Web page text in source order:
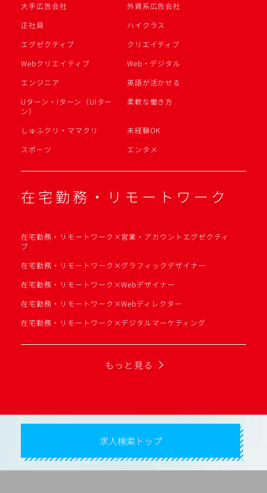
大手広告会社
外資系広告会社
正社員
ハイクラス
エグゼクティブ
クリエイティブ
Webクリエイティブ
Web・デジタル
エンジニア
英語が活かせる
Uターン・Iターン（UIター
ン）
柔軟な働き方
しゅふクリ・ママクリ
未経験OK
スポーツ
エンタメ
在宅勤務・リモートワーク
在宅勤務・リモートワーク×営業・アカウントエグゼクティ
ブ
在宅勤務・リモートワーク×グラフィックデザイナー
在宅勤務・リモートワーク×Webデザイナー
在宅勤務・リモートワーク×Webディレクター
在宅勤務・リモートワーク×デジタルマーケティング
もっと見る
求人検索トップ